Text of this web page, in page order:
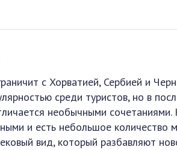
с Хорватией, Сербией и
среди туристов, но в
необычными
и есть небольшое количество
вид, который разбавляют